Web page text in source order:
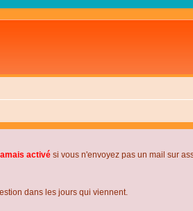
activé si vous n'envoyez pas un mail sur
dans les jours qui viennent.